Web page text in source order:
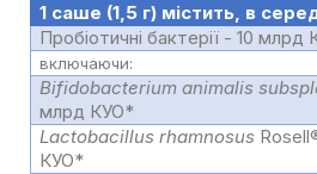
1 саше (1,5 г) містить, в
Пробіотичні бактерії - 10 млрд
включаючи:
Bifidobacterium animalis
млрд КУО*
Lactobacillus rhamnosus
КУО*